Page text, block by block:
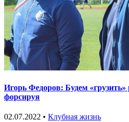
Игорь Федоров: Будем «грузить»
форсируя
02.07.2022 • Клубная жизнь